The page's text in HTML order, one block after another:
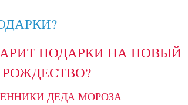
ПОДАРКИ НА НОВЫЙ
ДЕДА МОРОЗА